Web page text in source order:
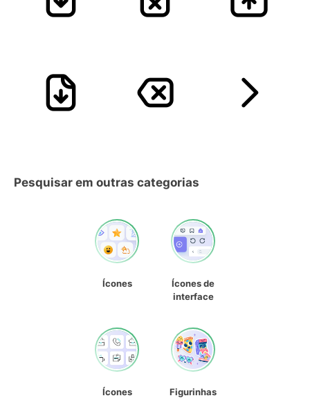
Pesquisar em outras categorias
Ícones
Ícones de
interface
Ícones
Figurinhas